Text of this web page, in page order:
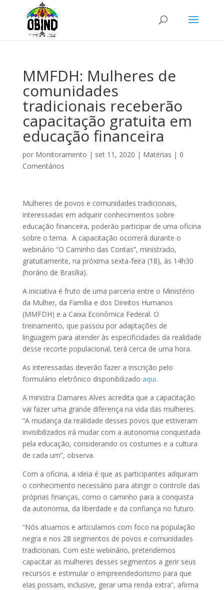
MMFDH: Mulheres de
comunidades
tradicionais receberão
capacitação gratuita em
educação financeira
por Monitoramento | set 11, 2020 | Matérias | 0
Comentários
Mulheres de povos e comunidades tradicionais,
interessadas em adquirir conhecimentos sobre
educação financeira, poderão participar de uma oficina
sobre o tema. A capacitação ocorrerá durante o
webinário “O Caminho das Contas”, ministrado,
gratuitamente, na próxima sexta-feira (18), às 14h30
(horário de Brasília).
A iniciativa é fruto de uma parceria entre o Ministério
da Mulher, da Família e dos Direitos Humanos
(MMFDH) e a Caixa Econômica Federal. O
treinamento, que passou por adaptações de
linguagem para atender às especificidades da realidade
desse recorte populacional, terá cerca de uma hora.
As interessadas deverão fazer a inscrição pelo
formulário eletrônico disponibilizado aqui.
A ministra Damares Alves acredita que a capacitação
vai fazer uma grande diferença na vida das mulheres.
“A mudança da realidade desses povos que estiveram
invisibilizados irá mudar com a autonomia conquistada
pela educação, considerando os costumes e a cultura
de cada um”, observa.
Com a oficina, a ideia é que as participantes adquiram
o conhecimento necessário para atingir o controle das
próprias finanças, como o caminho para a conquista
da autonomia, da liberdade e da confiança no futuro.
“Nós atuamos e articulamos com foco na população
negra e nos 28 segmentos de povos e comunidades
tradicionais. Com este webinário, pretendemos
capacitar as mulheres desses segmentos a gerir seus
recursos e estimular o empreendedorismo para que
elas possam, inclusive, gerar uma renda extra”, afirma